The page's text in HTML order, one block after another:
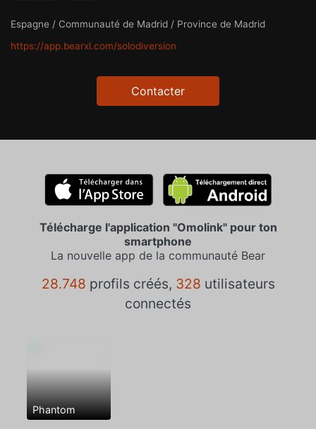
Espagne / Communauté de Madrid / Province de Madrid
https://app.bearxl.com/solodiversion
Contacter
Télécharge l'application "Omolink" pour ton
smartphone
La nouvelle app de la communauté Bear
28.748 profils créés, 328 utilisateurs
connectés
Phantom